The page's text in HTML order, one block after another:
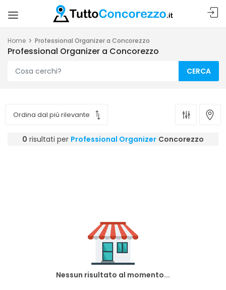
Home Professional Organizer a Concorezzo
Professional Organizer a Concorezzo
CERCA
0 risultati per Professional Organizer Concorezzo
Nessun risultato al momento...